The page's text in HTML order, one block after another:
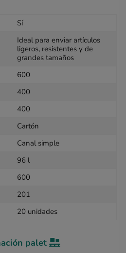
Sí
Ideal para enviar artículos
ligeros, resistentes y de
grandes tamaños
600
400
400
Cartón
Canal simple
96 l
600
201
20 unidades
palet